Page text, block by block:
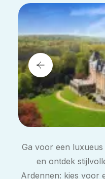
Ga voor een
en ontdek
Ardennen: kies voor